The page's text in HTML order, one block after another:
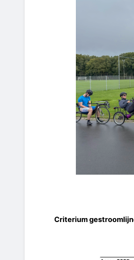
Criterium